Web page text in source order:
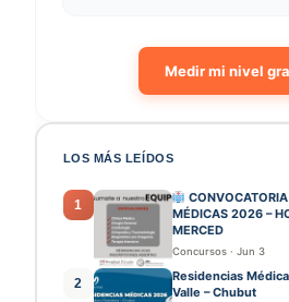
Medir mi nivel
LOS MÁS LEÍDOS
1
MÉDICAS 2026 –
MERCED
Concursos · Jun 3
2
Residencias
Valle – Chubut